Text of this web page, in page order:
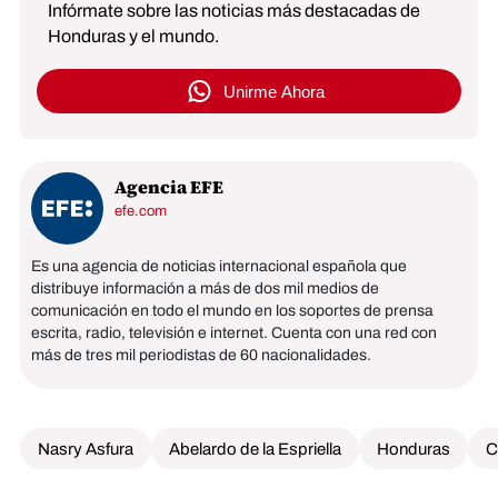
Infórmate sobre las noticias más destacadas de
Honduras y el mundo.
Unirme Ahora
Agencia EFE
efe.com
Es una agencia de noticias internacional española que
distribuye información a más de dos mil medios de
comunicación en todo el mundo en los soportes de prensa
escrita, radio, televisión e internet. Cuenta con una red con
más de tres mil periodistas de 60 nacionalidades.
Nasry Asfura Abelardo de la Espriella Honduras